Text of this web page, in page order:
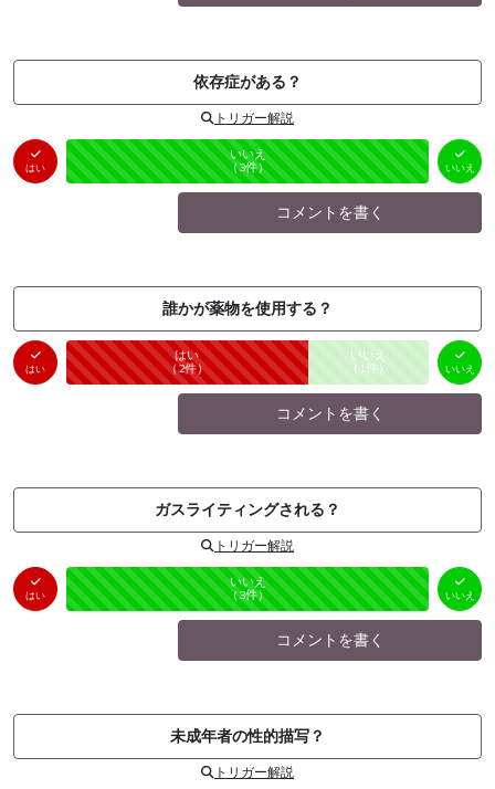
依存症がある？
トリガー解説
はい
はい
（0件）
未投票
いいえ
（3件） いいえ
コメントを書く
誰かが薬物を使用する？
はい
はい
（2件） 未投票
いいえ
（ 1件） いいえ
コメントを書く
ガスライティングされる？
トリガー解説
はい
はい
（0件）
未投票
いいえ
（3件） いいえ
コメントを書く
未成年者の性的描写？
トリガー解説